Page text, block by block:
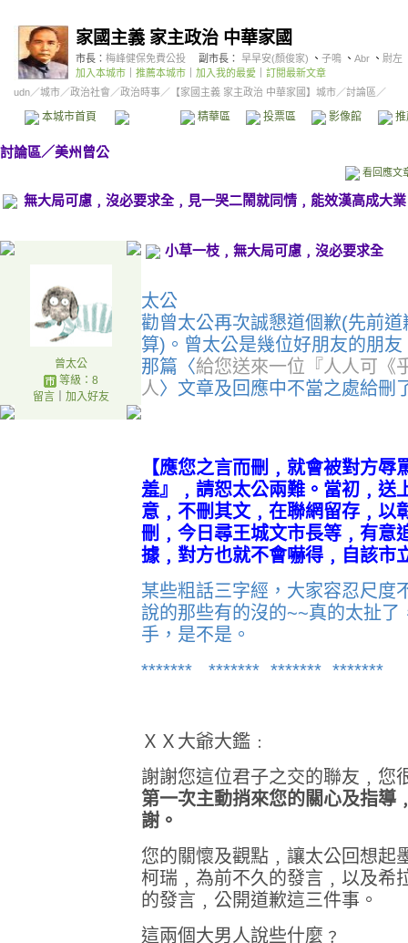
家國主義 家主政治 中華家國
市長： 梅峰健保免費公投 副市長： 早早安(顏俊家) 、 子鳴 、 Abr 、 尉左
加入本城市
推薦本城市 加入我的最愛
訂閱最新文章
udn／城市／政治社會 ／政治時事／ 【家國主義 家主政治 中華家國】城市／討論區／
本城市首頁 精華區 投票區 影像館
討論區／美州曾公
看回應文
無大局可慮﹐沒必要求全﹐見一哭二鬧就同情﹐能效漢高成大
曾太公
等級：8
留言｜ 加入好友
小草一枝﹐無大局可慮﹐沒必要求全
太公
勸曾太公再次誠懇道個歉(先前
算)。曾太公是幾位好朋友的朋
那篇〈給您送來一位『人人可《
人〉文章及回應中不當之處給刪
【應您之言而刪﹐就會被對方
羞』﹐請恕太公兩難。當初﹐送
意﹐不刪其文﹐在聯網留存﹐以
刪﹐今日尋王城文市長等﹐有意
據﹐對方也就不會嚇得﹐自該市
某些粗話三字經，大家容忍尺度
說的那些有的沒的~~真的太扯
手，是不是。
******* ******* ******* *******
ＸＸ大爺大鑑﹕
謝謝您這位君子之交的聯友﹐您
第一次主動捎來您的關心及指導
謝。
您的關懷及觀點﹐讓太公回想起
柯瑞﹐為前不久的發言﹐以及希
的發言﹐公開道歉這三件事。
這兩個大男人說些什麼﹖